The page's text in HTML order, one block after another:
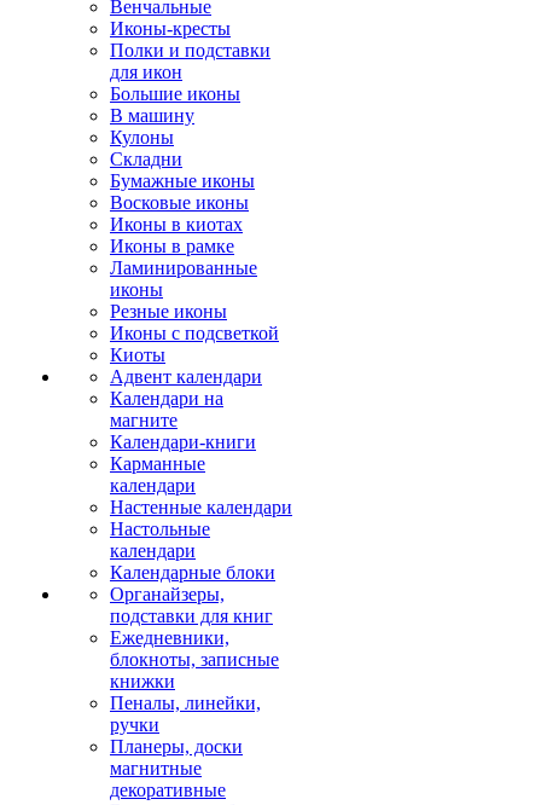
Венчальные
Иконы-кресты
Полки и подставки
для икон
Большие иконы
В машину
Кулоны
Складни
Бумажные иконы
Восковые иконы
Иконы в киотах
Иконы в рамке
Ламинированные
иконы
Резные иконы
Иконы с подсветкой
Киоты
Адвент календари
Календари на
магните
Календари-книги
Карманные
календари
Настенные календари
Настольные
календари
Календарные блоки
Органайзеры,
подставки для книг
Ежедневники,
блокноты, записные
книжки
Пеналы, линейки,
ручки
Планеры, доски
магнитные
декоративные